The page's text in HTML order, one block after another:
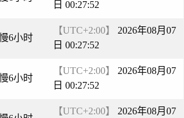
日 00:27:52
6小时
【UTC+2:00】
2026年08月07
日 00:27:52
6小时
【UTC+2:00】
2026年08月07
日 00:27:52
【UTC+2:00】
2026年08月07